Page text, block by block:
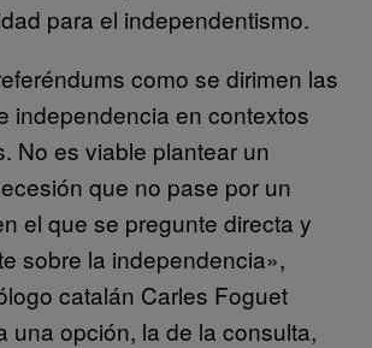
para el independentismo.
como se dirimen las
independencia en contextos
No es viable plantear un
que no pase por un
el que se pregunte directa y
sobre la independencia»,
catalán Carles Foguet
una opción, la de la consulta,